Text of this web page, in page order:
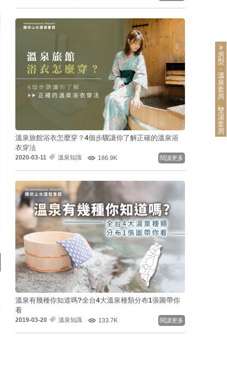
溫泉旅館浴衣怎麼穿？4個步驟讓你了解正確的溫泉浴
衣穿法
2020-03-11 溫泉知識 186.9K 閱讀更多
溫泉有幾種你知道嗎?全台4大溫泉種類分布1張圖帶你
看
2019-03-20 溫泉知識 133.7K 閱讀更多
房
型
-
溫
泉
套
房
、
雙
湯
套
房